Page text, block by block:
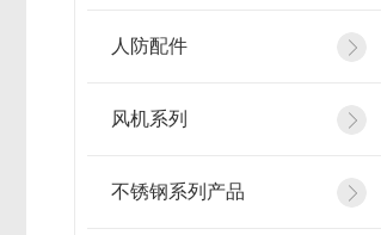
人防配件
风机系列
不锈钢系列产品